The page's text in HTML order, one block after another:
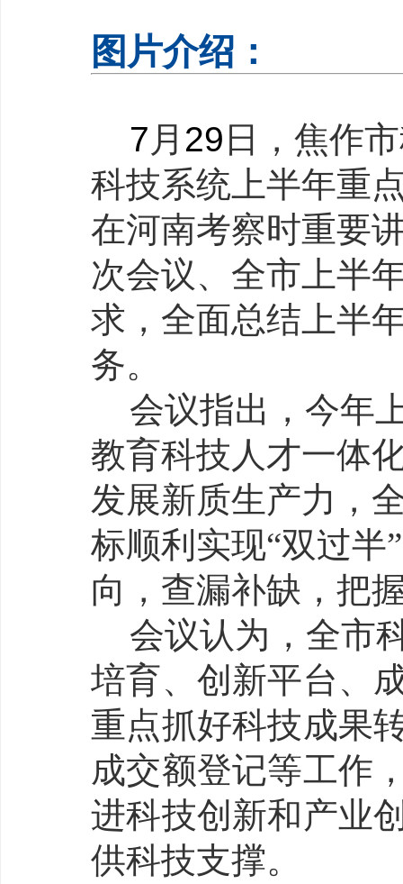
图片介绍：
7 月 29 日，焦作
科技系统上半年重
在河南考察时重要
次会议、全市上半
求，全面总结上半
务。
会议指出，今年
教育科技人才一体
发展新质生产力，
标顺利实现“双过半
向，查漏补缺，把
会议认为，全市
培育、创新平台、
重点抓好科技成果
成交额登记等工作
进科技创新和产业
供科技支撑。